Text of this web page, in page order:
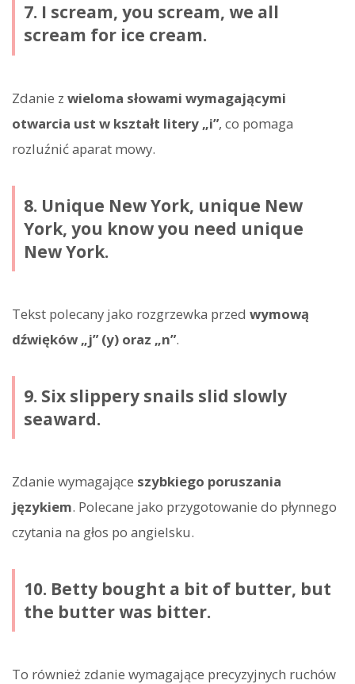
7. I scream, you scream, we all
scream for ice cream.
Zdanie z wieloma słowami wymagającymi
otwarcia ust w kształt litery „i”, co pomaga
rozluźnić aparat mowy.
8. Unique New York, unique New
York, you know you need unique
New York.
Tekst polecany jako rozgrzewka przed wymową
dźwięków „j” (y) oraz „n”.
9. Six slippery snails slid slowly
seaward.
Zdanie wymagające szybkiego poruszania
językiem. Polecane jako przygotowanie do płynnego
czytania na głos po angielsku.
10. Betty bought a bit of butter, but
the butter was bitter.
To również zdanie wymagające precyzyjnych ruchów